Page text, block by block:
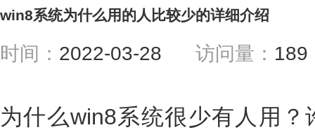
win8系统为什么用的人比较少的详细介绍
时间： 2022-03-28 访问量：
为什么win8系统很少有人用